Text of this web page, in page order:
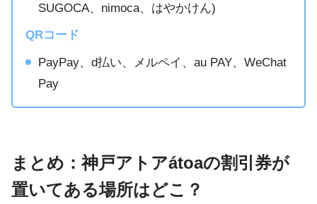
SUGOCA、nimoca、はやかけん)
QRコード
PayPay、d払い、メルペイ、au PAY、WeChat
Pay
まとめ：神戸アトアátoaの割引券が
置いてある場所はどこ？